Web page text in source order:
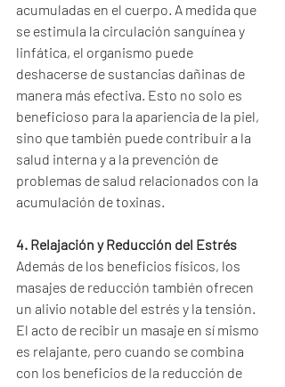
acumuladas en el cuerpo. A medida que
se estimula la circulación sanguínea y
linfática, el organismo puede
deshacerse de sustancias dañinas de
manera más efectiva. Esto no solo es
beneficioso para la apariencia de la piel,
sino que también puede contribuir a la
salud interna y a la prevención de
problemas de salud relacionados con la
acumulación de toxinas.
4. Relajación y Reducción del Estrés
Además de los beneficios físicos, los
masajes de reducción también ofrecen
un alivio notable del estrés y la tensión.
El acto de recibir un masaje en sí mismo
es relajante, pero cuando se combina
con los beneficios de la reducción de